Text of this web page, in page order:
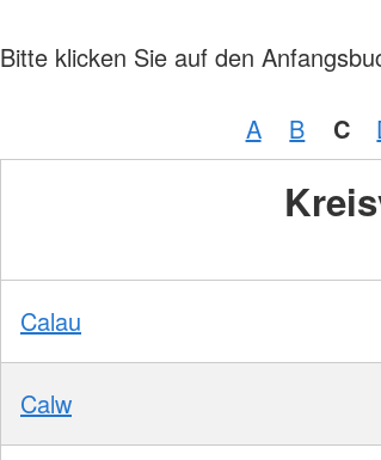
Bitte klicken Sie auf den
A B C
Calau
Calw